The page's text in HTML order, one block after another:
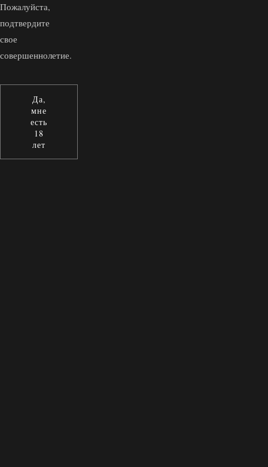
Пожалуйста,
подтвердите
свое
совершеннолетие.
Да,
мне
есть
18
лет